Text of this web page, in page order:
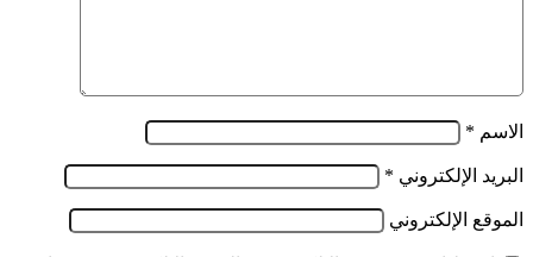
الاسم *
البريد الإلكتروني *
الموقع الإلكتروني